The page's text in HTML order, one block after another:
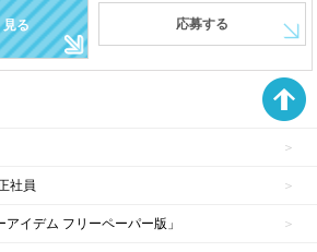
見る 応募する
社員
イデム フリーペーパー版」